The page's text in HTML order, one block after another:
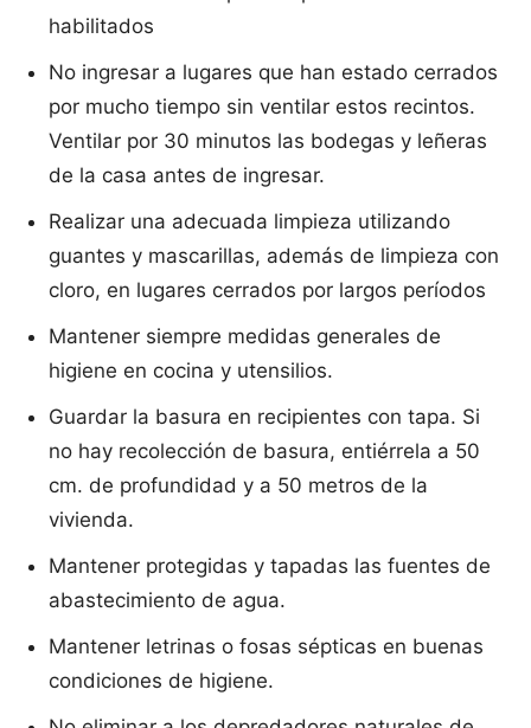
habilitados
No ingresar a lugares que han estado cerrados
por mucho tiempo sin ventilar estos recintos.
Ventilar por 30 minutos las bodegas y leñeras
de la casa antes de ingresar.
Realizar una adecuada limpieza utilizando
guantes y mascarillas, además de limpieza con
cloro, en lugares cerrados por largos períodos
Mantener siempre medidas generales de
higiene en cocina y utensilios.
Guardar la basura en recipientes con tapa. Si
no hay recolección de basura, entiérrela a 50
cm. de profundidad y a 50 metros de la
vivienda.
Mantener protegidas y tapadas las fuentes de
abastecimiento de agua.
Mantener letrinas o fosas sépticas en buenas
condiciones de higiene.